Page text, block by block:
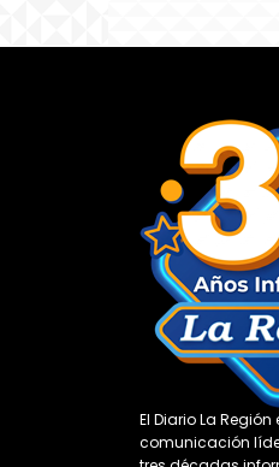
El Diario La
comunicación